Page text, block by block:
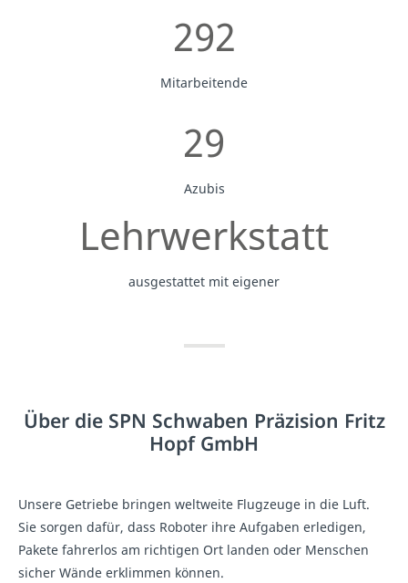
292
Mitarbeitende
29
Azubis
Lehrwerkstatt
ausgestattet mit eigener
Über die SPN Schwaben Präzision Fritz
Hopf GmbH
Unsere Getriebe bringen weltweite Flugzeuge in die Luft.
Sie sorgen dafür, dass Roboter ihre Aufgaben erledigen,
Pakete fahrerlos am richtigen Ort landen oder Menschen
sicher Wände erklimmen können.